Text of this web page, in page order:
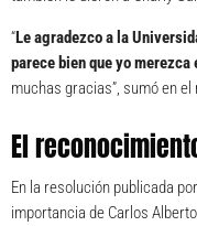
“Le agradezco a la
parece bien que yo
muchas gracias”, sumó en el
El
En la resolución publicada
importancia de Carlos